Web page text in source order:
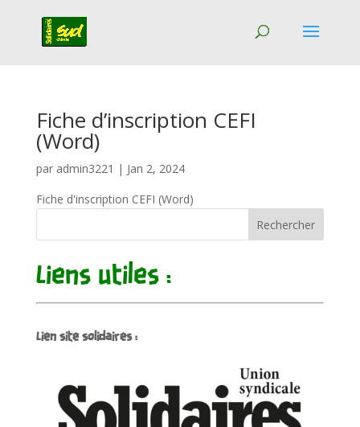
Fiche d’inscription CEFI
(Word)
par admin3221 | Jan 2, 2024
Fiche d'inscription CEFI (Word)
Rechercher
Liens utiles :
Lien site solidaires :